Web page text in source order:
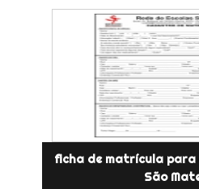
ficha de matrícula
São